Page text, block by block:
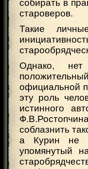
собирать в
староверов.
Такие
Однако,
официальной
эту роль
истинного
соблазнить
а Курин не
упомянутый